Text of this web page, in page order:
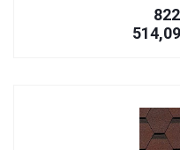
822